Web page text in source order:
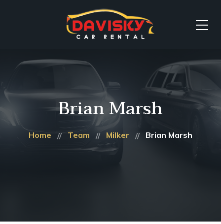
Brian Marsh
Home Team Milker Brian Marsh